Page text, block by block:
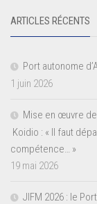
ARTICLES RÉCENTS
Port autonome
1 juin 2026
Mise en œuvre
Koidio : « Il faut
compétence… »
19 mai 2026
JIFM 2026 : le